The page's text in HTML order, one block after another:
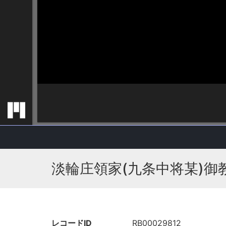
淡輪庄領家(九条中将某)御
レコードID RB00029812